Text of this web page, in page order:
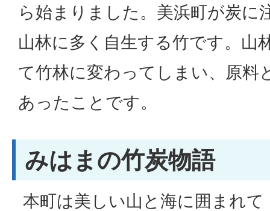
ら始まりました。美浜町が炭に
山林に多く自生する竹です。山
て竹林に変わってしまい、原料
あったことです。
みはまの竹炭物語
本町は美しい山と海に囲まれ